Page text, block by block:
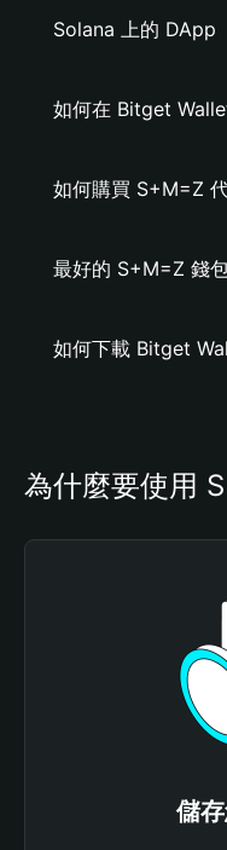
Solana 上的 DApp
如何在 Bitget
如何購買 S+M=Z
最好的 S+M=Z 錢
如何下載 Bitget
為什麼要使用
儲